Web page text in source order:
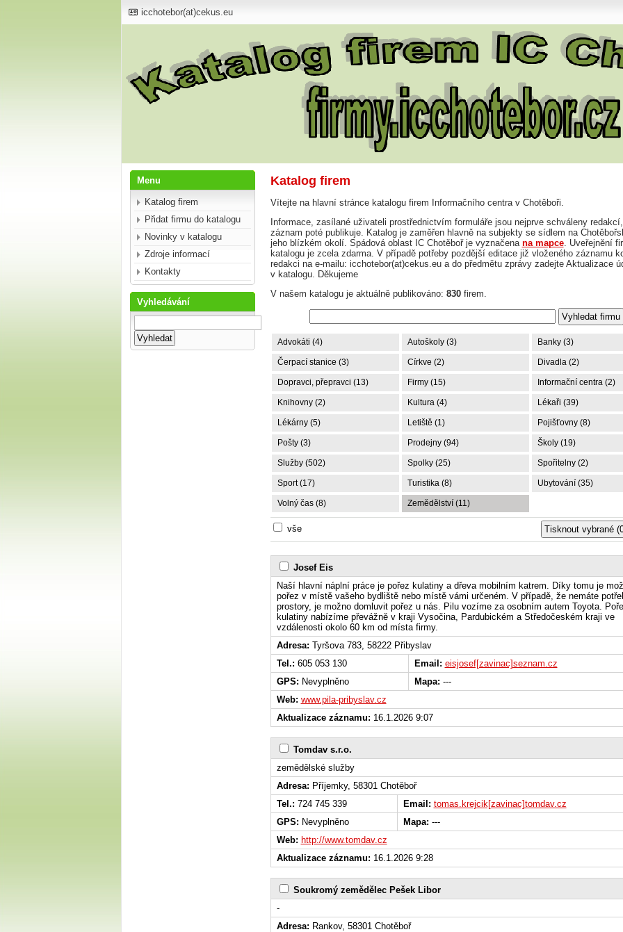
icchotebor(at)cekus.eu
Menu
Katalog firem
Přidat firmu do katalogu
Novinky v katalogu
Zdroje informací
Kontakty
Vyhledávání
Katalog firem
Vítejte na hlavní stránce katalogu firem Informačního centra v Chotěboři.
Informace, zasílané uživateli prostřednictvím formuláře jsou nejprve schváleny
záznam poté publikuje. Katalog je zaměřen hlavně na subjekty se sídlem na
jeho blízkém okolí. Spádová oblast IC Chotěboř je vyznačena na mapce. Uveřejnění
katalogu je zcela zdarma. V případě potřeby pozdější editace již vloženého záznamu
redakci na e-mailu: icchotebor(at)cekus.eu a do předmětu zprávy zadejte Aktualizace
v katalogu. Děkujeme
V našem katalogu je aktuálně publikováno: 830 firem.
Advokáti (4) Autoškoly (3) Banky (3)
Čerpací stanice (3) Církve (2) Divadla (2)
Dopravci, přepravci (13) Firmy (15) Informační centra (2)
Knihovny (2) Kultura (4) Lékaři (39)
Lékárny (5) Letiště (1) Pojišťovny (8)
Pošty (3) Prodejny (94) Školy (19)
Služby (502) Spolky (25) Spořitelny (2)
Sport (17) Turistika (8) Ubytování (35)
Volný čas (8) Zemědělství (11)
vše
Josef Eis
Naší hlavní náplní práce je pořez kulatiny a dřeva mobilním katrem. Díky tomu je
pořez v místě vašeho bydliště nebo místě vámi určeném. V případě, že nemáte
prostory, je možno domluvit pořez u nás. Pilu vozíme za osobním autem Toyota.
kulatiny nabízíme převážně v kraji Vysočina, Pardubickém a Středočeském kraji ve
vzdálenosti okolo 60 km od místa firmy.
Adresa: Tyršova 783, 58222 Přibyslav
Tel.: 605 053 130 Email: eisjosef[zavinac]seznam.cz
GPS: Nevyplněno Mapa: ---
Web: www.pila-pribyslav.cz
Aktualizace záznamu: 16.1.2026 9:07
Tomdav s.r.o.
zemědělské služby
Adresa: Příjemky, 58301 Chotěboř
Tel.: 724 745 339 Email: tomas.krejcik[zavinac]tomdav.cz
GPS: Nevyplněno Mapa: ---
Web: http://www.tomdav.cz
Aktualizace záznamu: 16.1.2026 9:28
Soukromý zemědělec Pešek Libor
-
Adresa: Rankov, 58301 Chotěboř